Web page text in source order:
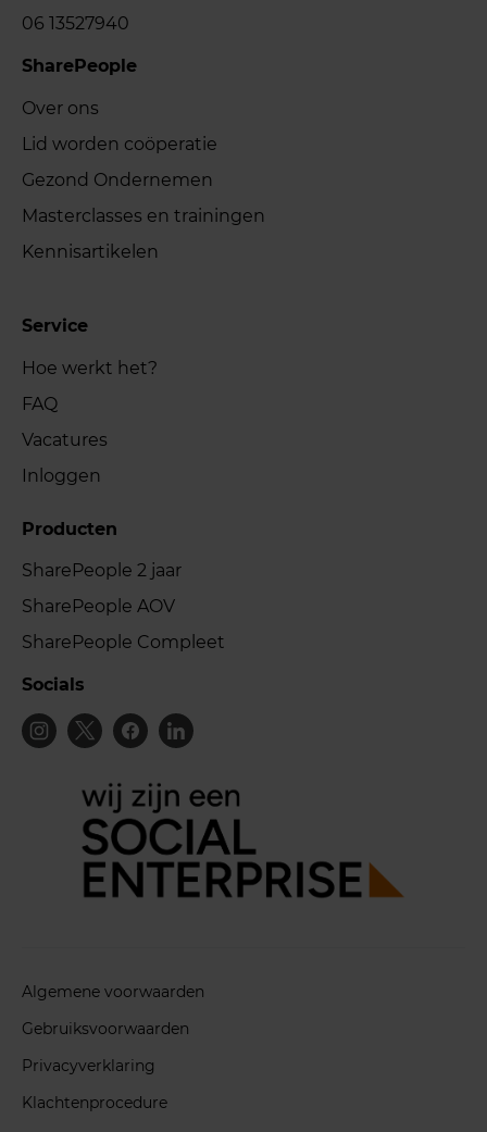
06 13527940
SharePeople
Over ons
Lid worden coöperatie
Gezond Ondernemen
Masterclasses en trainingen
Kennisartikelen
Service
Hoe werkt het?
FAQ
Vacatures
Inloggen
Producten
SharePeople 2 jaar
SharePeople AOV
SharePeople Compleet
Socials
Algemene voorwaarden
Gebruiksvoorwaarden
Privacyverklaring
Klachtenprocedure